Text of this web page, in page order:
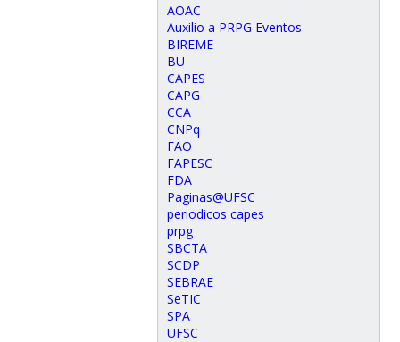
AOAC
Auxilio a PRPG Eventos
BIREME
BU
CAPES
CAPG
CCA
CNPq
FAO
FAPESC
FDA
Paginas@UFSC
periodicos capes
prpg
SBCTA
SCDP
SEBRAE
SeTIC
SPA
UFSC